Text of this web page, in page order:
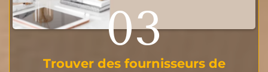
03
Trouver des fournisseurs de